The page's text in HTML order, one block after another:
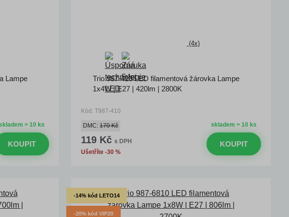
Lampe
> 10 ks
KOUPIT
(4x)
Trio 987-410 LED filamentová žárovka Lampe
1x4W | E27 | 420lm | 2800K
Kód: T987-410
skladem > 10 ks
DMC:170 Kč
119 Kč s DPH
Ušetříte -30 %
KOUPIT
-14% kód LETO14
-20% kód VIP20